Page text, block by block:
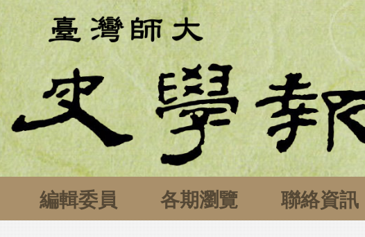
編輯委員 各期瀏覽 聯絡資訊